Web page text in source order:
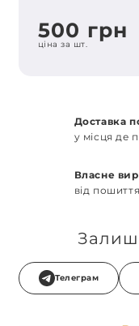
500 грн
ціна за шт.
Доставка
у місця де
Власне
від
Телеграм